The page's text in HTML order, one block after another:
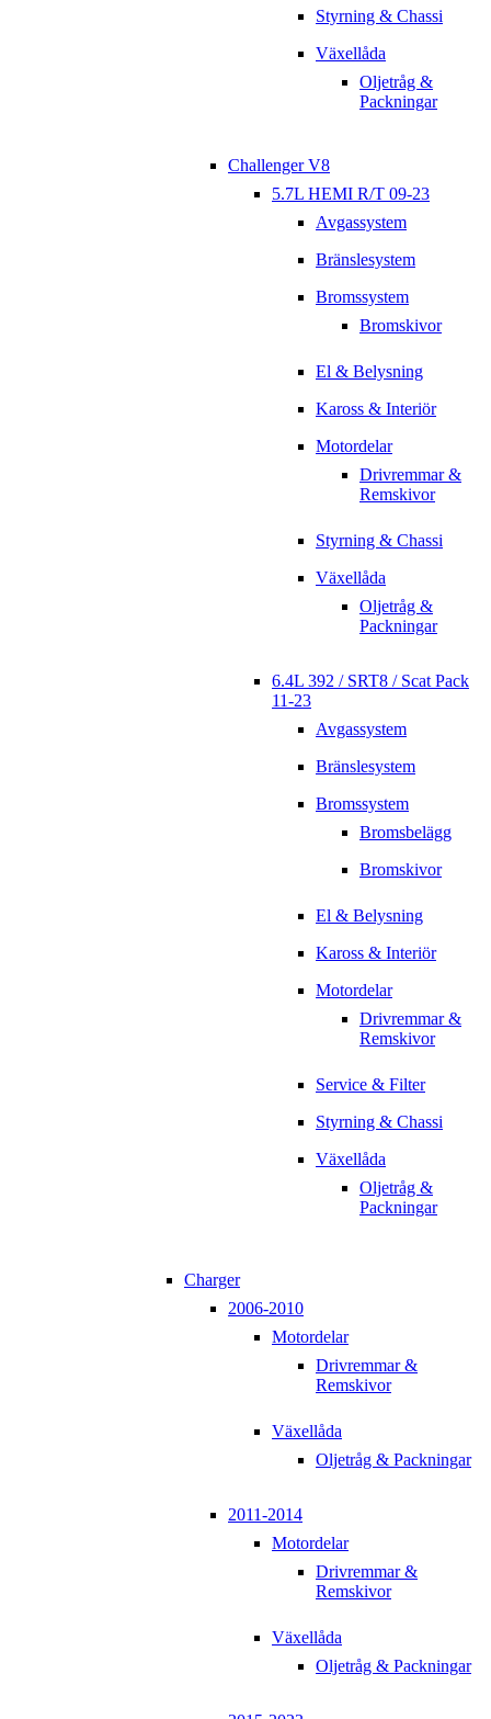
Styrning & Chassi
Växellåda
Oljetråg &
Packningar
Challenger V8
5.7L HEMI R/T 09-23
Avgassystem
Bränslesystem
Bromssystem
Bromskivor
El & Belysning
Kaross & Interiör
Motordelar
Drivremmar &
Remskivor
Styrning & Chassi
Växellåda
Oljetråg &
Packningar
6.4L 392 / SRT8 / Scat Pack
11-23
Avgassystem
Bränslesystem
Bromssystem
Bromsbelägg
Bromskivor
El & Belysning
Kaross & Interiör
Motordelar
Drivremmar &
Remskivor
Service & Filter
Styrning & Chassi
Växellåda
Oljetråg &
Packningar
Charger
2006-2010
Motordelar
Drivremmar &
Remskivor
Växellåda
Oljetråg & Packningar
2011-2014
Motordelar
Drivremmar &
Remskivor
Växellåda
Oljetråg & Packningar